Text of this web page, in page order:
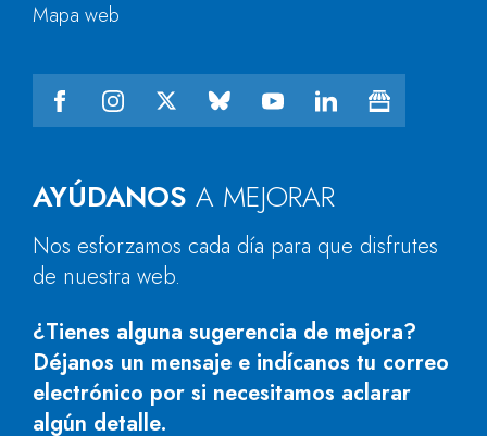
AYÚDANOS A MEJORAR
Nos esforzamos cada día para que disfrutes
de nuestra web.
¿Tienes alguna sugerencia de mejora?
Déjanos un mensaje e indícanos tu correo
electrónico por si necesitamos aclarar
algún detalle.
Mapa web